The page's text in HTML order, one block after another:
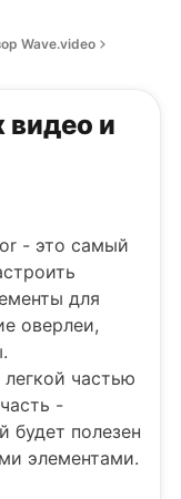
Wave.video
видео и
- это самый
для
оверлеи,
частью
-
будет полезен
элементами.